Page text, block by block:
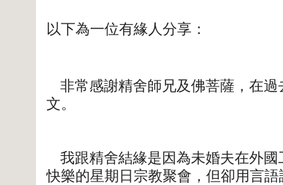
以下為一位有緣人分享：
非常感謝精舍師兄及佛菩薩，在
文。
我跟精舍結緣是因為未婚夫在外
快樂的星期日宗教聚會，但卻用言